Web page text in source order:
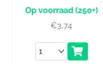
(250+)
€3,74
Aantal